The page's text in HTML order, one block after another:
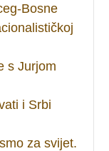
Bosne
s Jurjom
i Srbi
za svijet.